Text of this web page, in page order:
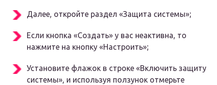
Далее, откройте раздел «Защита системы»;
Если кнопка «Создать» у вас неактивна, то
нажмите на кнопку «Настроить»;
Установите флажок в строке «Включить защиту
системы», и используя ползунок отмерьте